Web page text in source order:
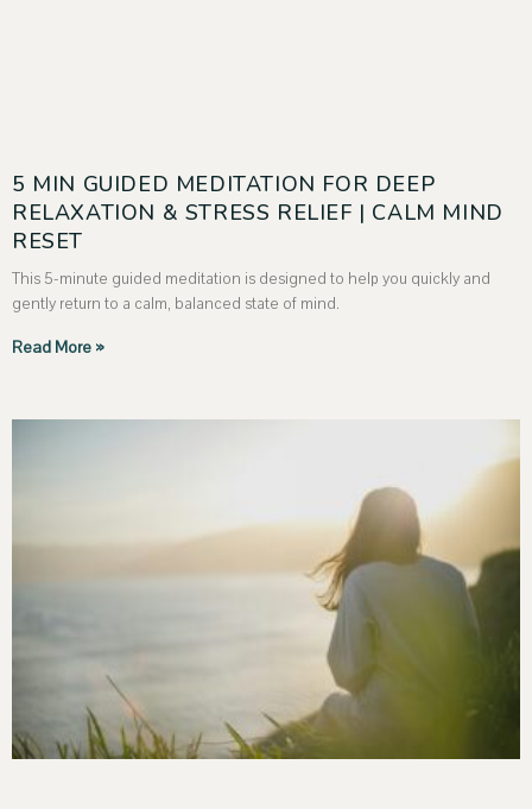
5 MIN GUIDED MEDITATION FOR DEEP
RELAXATION & STRESS RELIEF | CALM MIND
RESET
This 5-minute guided meditation is designed to help you quickly and
gently return to a calm, balanced state of mind.
Read More »